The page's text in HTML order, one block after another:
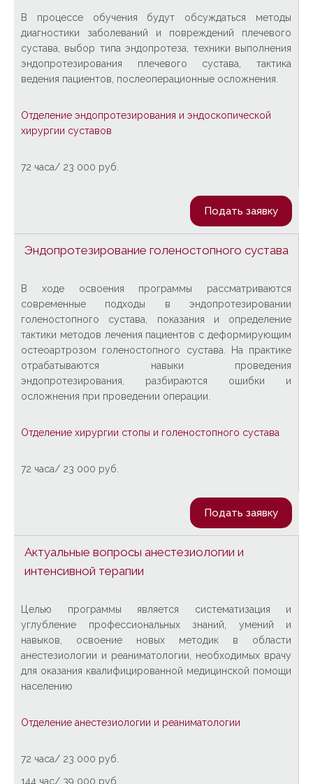
В процессе обучения будут обсуждаться методы
диагностики заболеваний и повреждений плечевого
сустава, выбор типа эндопротеза, техники выполнения
эндопротезирования плечевого сустава, тактика
ведения пациентов, послеоперационные осложнения.
Отделение эндопротезирования и эндоскопической
хирургии суставов
72 часа/ 23 000 руб.
Подать заявку
Эндопротезирование голеностопного сустава
В ходе освоения программы рассматриваются
современные подходы в эндопротезировании
голеностопного сустава, показания и определение
тактики методов лечения пациентов с деформирующим
остеоартрозом голеностопного сустава. На практике
отрабатываются навыки проведения
эндопротезирования, разбираются ошибки и
осложнения при проведении операции.
Отделение хирургии стопы и голеностопного сустава
72 часа/ 23 000 руб.
Подать заявку
Актуальные вопросы анестезиологии и
интенсивной терапии
Целью программы является систематизация и
углубление профессиональных знаний, умений и
навыков, освоение новых методик в области
анестезиологии и реаниматологии, необходимых врачу
для оказания квалифицированной медицинской помощи
населению
Отделение анестезиологии и реаниматологии
72 часа/ 23 000 руб.
144 час/ 39 000 руб.